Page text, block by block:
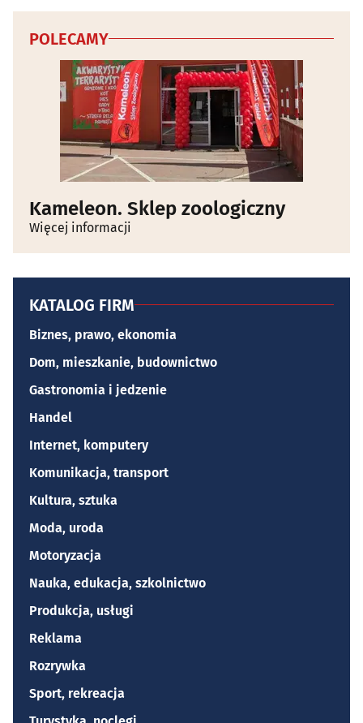
POLECAMY
Kameleon. Sklep zoologiczny
Więcej informacji
KATALOG FIRM
Biznes, prawo, ekonomia
Dom, mieszkanie, budownictwo
Gastronomia i jedzenie
Handel
Internet, komputery
Komunikacja, transport
Kultura, sztuka
Moda, uroda
Motoryzacja
Nauka, edukacja, szkolnictwo
Produkcja, usługi
Reklama
Rozrywka
Sport, rekreacja